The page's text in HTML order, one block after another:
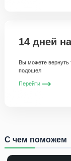
14 дней
Вы можете вернуть
подошел
Перейти
С чем поможем